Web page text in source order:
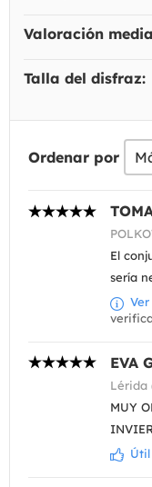
Valoración
Talla del disfraz:
Ordenar por
El
sería
EVA
Lérida
MUY
Útil